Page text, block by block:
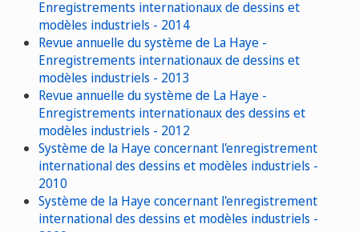
Enregistrements internationaux de dessins et
modèles industriels - 2014
Revue annuelle du système de La Haye -
Enregistrements internationaux de dessins et
modèles industriels - 2013
Revue annuelle du système de La Haye -
Enregistrements internationaux des dessins et
modèles industriels - 2012
Système de la Haye concernant l'enregistrement
international des dessins et modèles industriels -
2010
Système de la Haye concernant l'enregistrement
international des dessins et modèles industriels -